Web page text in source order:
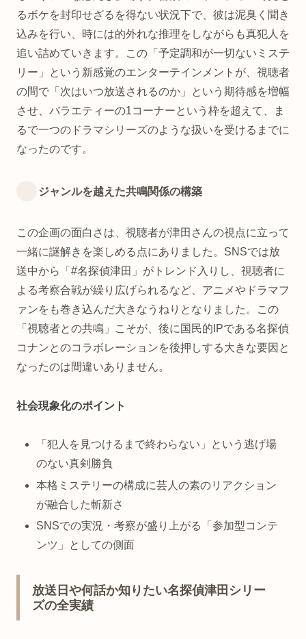
るボケを封印せざるを得ない状況下で、彼は泥臭く聞き
込みを行い、時には的外れな推理をしながらも真犯人を
追い詰めていきます。この「予定調和が一切ないミステ
リー」という新感覚のエンターテインメントが、視聴者
の間で「次はいつ放送されるのか」という期待感を増幅
させ、バラエティーの1コーナーという枠を超えて、ま
るで一つのドラマシリーズのような扱いを受けるまでに
なったのです。
ジャンルを越えた共鳴関係の構築
この企画の面白さは、視聴者が津田さんの視点に立って
一緒に謎解きを楽しめる点にありました。SNSでは放
送中から「#名探偵津田」がトレンド入りし、視聴者に
よる考察合戦が繰り広げられるなど、アニメやドラマフ
ァンをも巻き込んだ大きなうねりとなりました。この
「視聴者との共鳴」こそが、後に国民的IPである名探偵
コナンとのコラボレーションを後押しする大きな要因と
なったのは間違いありません。
社会現象化のポイント
「犯人を見つけるまで終わらない」という逃げ場
のない真剣勝負
本格ミステリーの構成に芸人の素のリアクション
が融合した斬新さ
SNSでの実況・考察が盛り上がる「参加型コンテ
ンツ」としての側面
放送日や何話か知りたい名探偵津田シリー
ズの全実績